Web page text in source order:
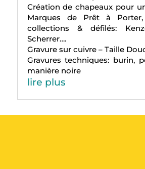
Création de chapeaux pour
Marques de Prêt à Porter,
collections & défilés:
Scherrer….
Gravure sur cuivre – Taille
Gravures techniques: burin,
manière noire
lire plus